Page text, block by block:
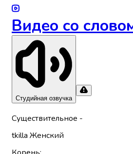
Видео со
Студийная озвучка
Существительное -
tkilla Женский